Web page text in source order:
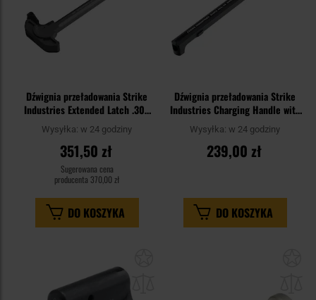
Dźwignia przeładowania Strike
Industries Extended Latch .308
do karabinów AR10 - Black
Wysyłka: w 24 godziny
351,50 zł
Sugerowana cena
producenta 370,00 zł
DO KOSZYKA
Dźwignia przeładowania Strike
Industries Charging Handle with
Extended Latch do karabinków
AR - Black
Wysyłka: w 24 godziny
239,00 zł
DO KOSZYKA